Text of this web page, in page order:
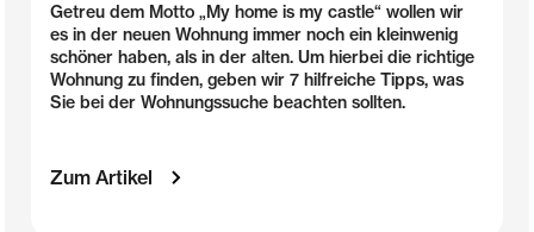
Getreu dem Motto „My home is my castle“ wollen wir
es in der neuen Wohnung immer noch ein kleinwenig
schöner haben, als in der alten. Um hierbei die richtige
Wohnung zu finden, geben wir 7 hilfreiche Tipps, was
Sie bei der Wohnungssuche beachten sollten.
Zum Artikel